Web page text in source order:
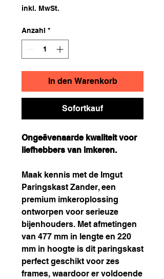
inkl. MwSt.
Anzahl *
In den Warenkorb
Sofortkauf
Ongeëvenaarde kwaliteit voor
liefhebbers van imkeren.
Maak kennis met de Imgut
Paringskast Zander, een
premium imkeroplossing
ontworpen voor serieuze
bijenhouders. Met afmetingen
van 477 mm in lengte en 220
mm in hoogte is dit paringskast
perfect geschikt voor zes
frames, waardoor er voldoende